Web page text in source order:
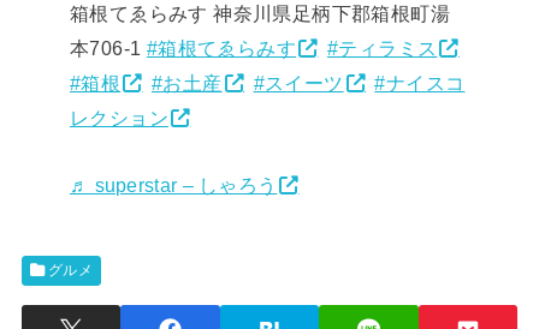
箱根てゑらみす 神奈川県足柄下郡箱根町湯
本706-1 #箱根てゑらみす
#ティラミス
#箱根
#お土産 #スイーツ
#ナイスコ
レクション
♬ superstar – しゃろう
グルメ